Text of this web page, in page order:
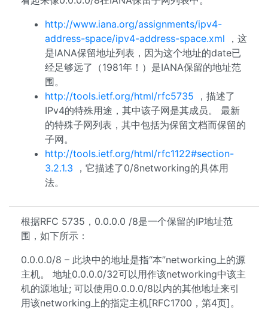
http://www.iana.org/assignments/ipv4-
address-space/ipv4-address-space.xml ，这
是IANA保留地址列表，因为这个地址的date已
经足够远了（1981年！）是IANA保留的地址范
围。
http://tools.ietf.org/html/rfc5735 ，描述了
IPv4的特殊用途，其中该子网是其成员。 最新
的特殊子网列表，其中包括为保留文档而保留的
子网。
http://tools.ietf.org/html/rfc1122#section-
3.2.1.3 ，它描述了0/8networking的具体用
法。
根据RFC 5735，0.0.0.0 /8是一个保留的IP地址范
围，如下所示：
0.0.0.0/8 – 此块中的地址是指“本”networking上的源
主机。 地址0.0.0.0/32可以用作该networking中该主
机的源地址; 可以使用0.0.0.0/8以内的其他地址来引
用该networking上的指定主机[RFC1700，第4页]。